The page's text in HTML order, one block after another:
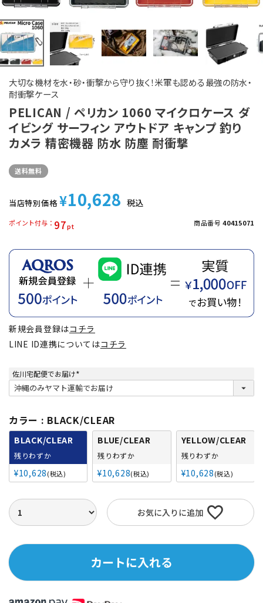
大切な機材を水・砂・衝撃から守り抜く！米軍も認める最強の防水・
耐衝撃ケース
PELICAN / ペリカン 1060 マイクロケース ダ
イビング サーフィン アウトドア キャンプ 釣り
カメラ 精密機器 防水 防塵 耐衝撃
送料無料
当店特別価格 ¥10,628 税込
97
ポイント付与 商品番号 40415071
新規会員登録はコチラ
LINE ID連携についてはコチラ
佐川宅配便でお届け
(
必
須
カラー BLACK/CLEAR
BLACK/CLEAR
残りわずか
¥10,628 税込
BLUE/CLEAR
残りわずか
¥10,628 税込
YELLOW/CLEAR
残りわずか
¥10,628 税込
お気に入りに追加
カートに入れる